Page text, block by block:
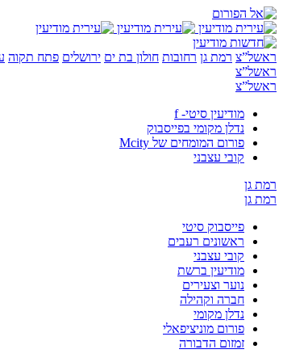
ראשל”צ רמת גן רחובות חולון בת ים ירושלים פתח תקוה
ראשל”צ
ראשל”צ
מודיעין סיטי- f
נדלן מקומי בפייסבוק
פורום המומחים של Mcity
קובי עצבני
רמת גן
רמת גן
פייסבוק סיטי
ראשונים רעבים
קובי עצבני
מודיעין ברשת
נוער וצעירים
חברה וקהילה
נדלן מקומי
פורום מוניציפאלי
זמזום הדבורה